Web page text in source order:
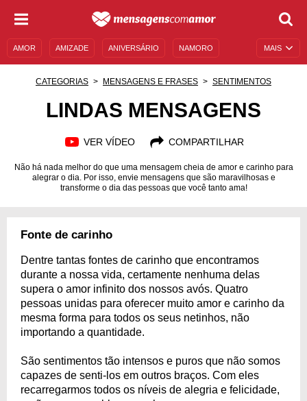
MAIS
AMOR AMIZADE ANIVERSÁRIO NAMORO
CATEGORIAS MENSAGENS E FRASES SENTIMENTOS
LINDAS MENSAGENS
VER VÍDEO COMPARTILHAR
Não há nada melhor do que uma mensagem cheia de amor e carinho para
alegrar o dia. Por isso, envie mensagens que são maravilhosas e
transforme o dia das pessoas que você tanto ama!
Fonte de carinho
Dentre tantas fontes de carinho que encontramos
durante a nossa vida, certamente nenhuma delas
supera o amor infinito dos nossos avós. Quatro
pessoas unidas para oferecer muito amor e carinho da
mesma forma para todos os seus netinhos, não
importando a quantidade.
São sentimentos tão intensos e puros que não somos
capazes de senti-los em outros braços. Com eles
recarregarmos todos os níveis de alegria e felicidade,